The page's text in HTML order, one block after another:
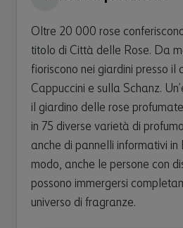
Oltre 20 000 rose
titolo di Città delle Rose. Da
fioriscono nei giardini presso il
Cappuccini e sulla Schanz.
il giardino delle rose
in 75 diverse varietà di
anche di pannelli informativi in
modo, anche le persone con
possono immergersi
universo di fragranze.